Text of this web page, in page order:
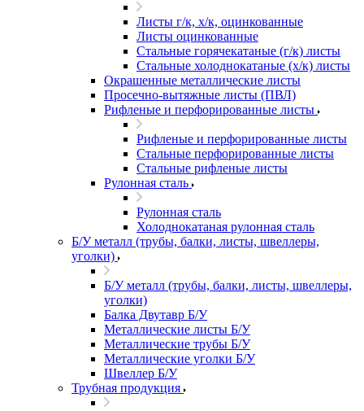
Листы г/к, х/к, оцинкованные
Листы оцинкованные
Стальные горячекатаные (г/к) листы
Стальные холоднокатаные (х/к) листы
Окрашенные металлические листы
Просечно-вытяжные листы (ПВЛ)
Рифленые и перфорированные листы
Рифленые и перфорированные листы
Стальные перфорированные листы
Стальные рифленые листы
Рулонная сталь
Рулонная сталь
Холоднокатаная рулонная сталь
Б/У металл (трубы, балки, листы, швеллеры,
уголки)
Б/У металл (трубы, балки, листы, швеллеры,
уголки)
Балка Двутавр Б/У
Металлические листы Б/У
Металлические трубы Б/У
Металлические уголки Б/У
Швеллер Б/У
Трубная продукция